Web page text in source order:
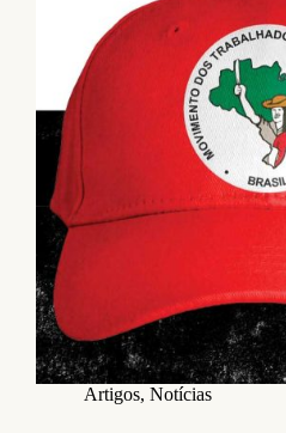
Artigos, Notícias